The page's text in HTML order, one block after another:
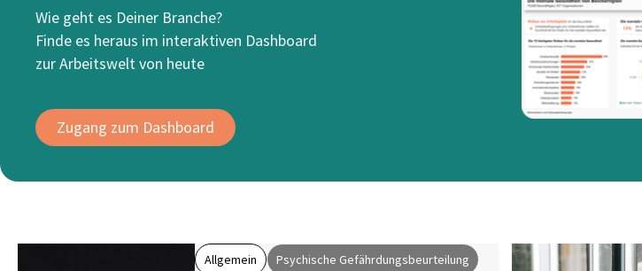
Wie geht es Deiner Branche?
Finde es heraus im interaktiven Dashboard
zur Arbeitswelt von heute
Zugang zum Dashboard
Allgemein Psychische Gefährdungsbeurteilung